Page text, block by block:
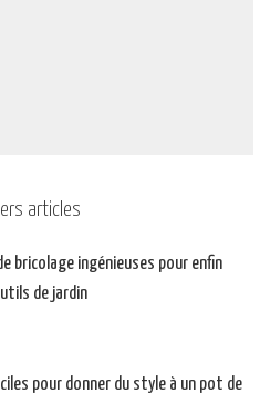
articles
bricolage ingénieuses pour enfin
de jardin
pour donner du style à un pot de